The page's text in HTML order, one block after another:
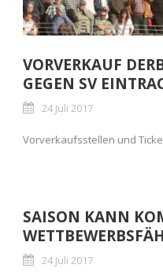
VORVERKAUF
GEGEN SV
24 Juli 2017
Vorverkaufsstellen und
SAISON KANN
24 Juli 2017